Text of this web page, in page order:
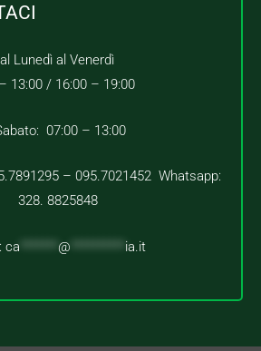
Lunedì al Venerdì
13:00 / 16:00 – 19:00
07:00 – 13:00
– 095.7021452 Whatsapp:
328. 8825848
ca @ ia.it